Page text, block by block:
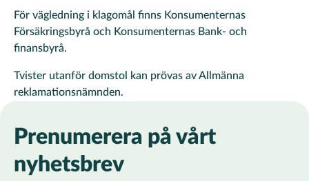
För vägledning i klagomål finns Konsumenternas
Försäkringsbyrå och Konsumenternas Bank- och
finansbyrå.
Tvister utanför domstol kan prövas av Allmänna
reklamationsnämnden.
Prenumerera på vårt
nyhetsbrev